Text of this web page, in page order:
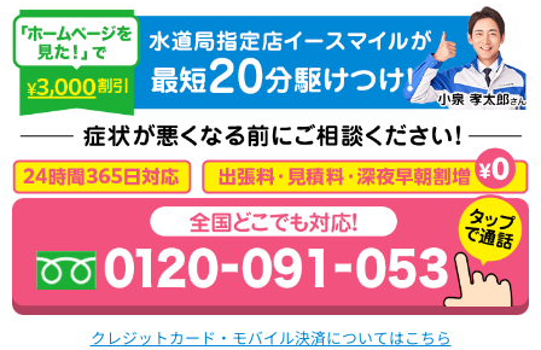
クレジットカード・モバイル決済についてはこちら